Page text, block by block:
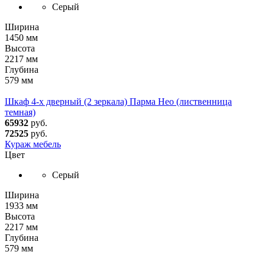
Серый
Ширина
1450 мм
Высота
2217 мм
Глубина
579 мм
Шкаф 4-х дверный (2 зеркала) Парма Нео (лиственница
темная)
65932 руб.
72525 руб.
Кураж мебель
Цвет
Серый
Ширина
1933 мм
Высота
2217 мм
Глубина
579 мм